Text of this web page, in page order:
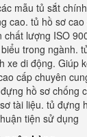
mẫu tủ sắt
cao. tủ hồ sơ
lượng ISO
trong ngành.
di động. Giúp
cấp chuyên
hồ sơ chống
tài liệu. tủ đựng
tiện sử dụng